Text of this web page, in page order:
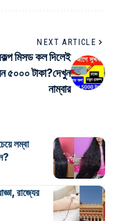
NEXT ARTICLE
মিসড কল দিলেই
৫০০০ টাকা?দেখুন
নাম্বার
লম্বা
রাজ্যের